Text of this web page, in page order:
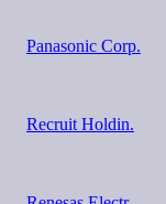
Panasonic Corp.
Recruit Holdin.